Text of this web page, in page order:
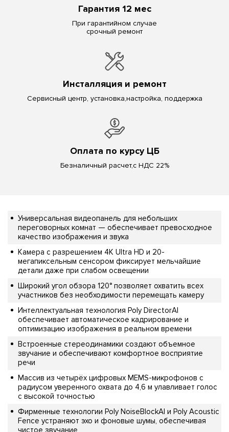
Гарантия 12 мес
При гарантийном случае
срочный ремонт
Инсталляция и ремонт
Сервисный центр, установка,настройка, поддержка
Оплата по курсу ЦБ
Безналичный расчет,с НДС 22%
Универсальная видеопанель для небольших
переговорных комнат — обеспечивает превосходное
качество изображения и звука
Камера с разрешением 4K Ultra HD и 20-
мегапиксельным сенсором фиксирует мельчайшие
детали даже при слабом освещении
Широкий угол обзора 120° позволяет охватить всех
участников без необходимости перемещать камеру
Интеллектуальная технология Poly DirectorAI
обеспечивает автоматическое кадрирование и
оптимизацию изображения в реальном времени
Встроенные стереодинамики создают объемное
звучание и обеспечивают комфортное восприятие
речи
Массив из четырёх цифровых MEMS-микрофонов с
радиусом уверенного охвата до 4,6 м улавливает голос
с высокой точностью
Фирменные технологии Poly NoiseBlockAI и Poly Acoustic
Fence устраняют эхо и фоновые шумы, обеспечивая
чистое звучание